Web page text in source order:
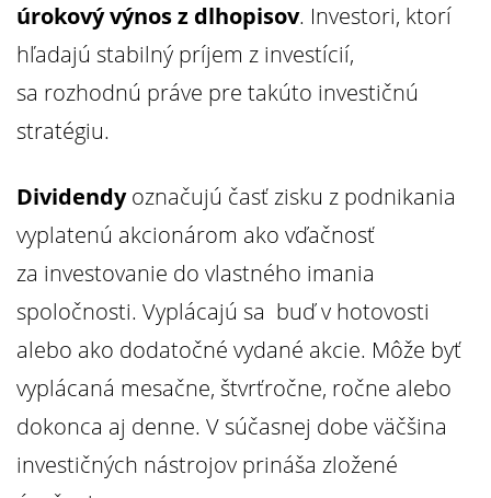
úrokový výnosz dlhopisov. Investori, ktorí
hľadajú stabilný príjem z investícií,
sa rozhodnú práve pre takúto investičnú
stratégiu.
Dividendyoznačujú časť zisku z podnikania
vyplatenú akcionárom ako vďačnosť
za investovanie do vlastného imania
spoločnosti. Vyplácajú sa buď v hotovosti
alebo ako dodatočné vydané akcie. Môže byť
vyplácaná mesačne, štvrťročne, ročne alebo
dokonca aj denne. V súčasnej dobe väčšina
investičných nástrojov prináša zložené